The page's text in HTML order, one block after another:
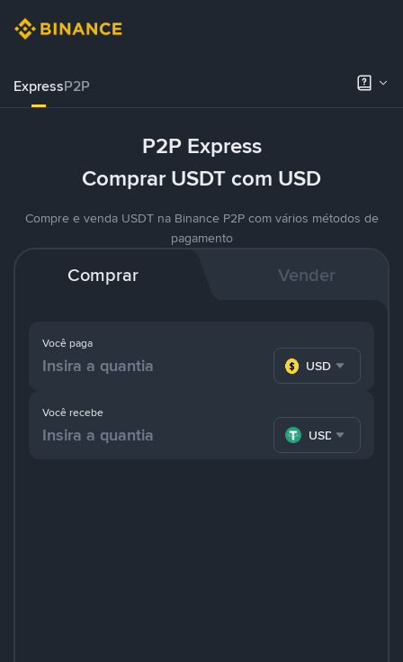
ExpressP2P
P2P Express
Comprar USDT com USD
Compre e venda USDT na Binance P2P com vários métodos de
pagamento
Comprar Vender
Você paga
USD
Você recebe
USDT